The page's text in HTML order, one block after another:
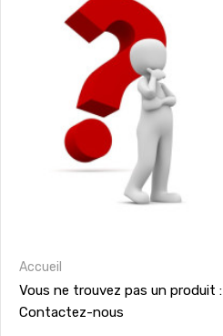
Accueil
Vous ne trouvez pas un produit :
Contactez-nous